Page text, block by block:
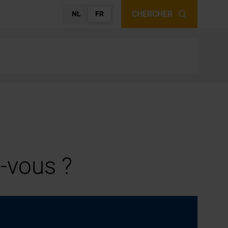
NL FR CHERCHER
?